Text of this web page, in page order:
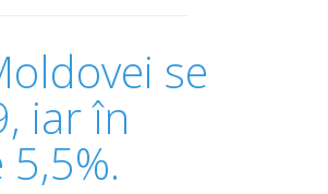
se
iar în